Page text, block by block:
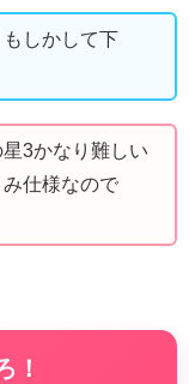
しかして下
3かなり難しい
仕様なので
！